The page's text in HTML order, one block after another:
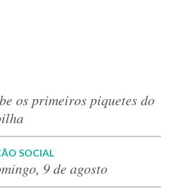
os primeiros piquetes do
SOCIAL
9 de agosto